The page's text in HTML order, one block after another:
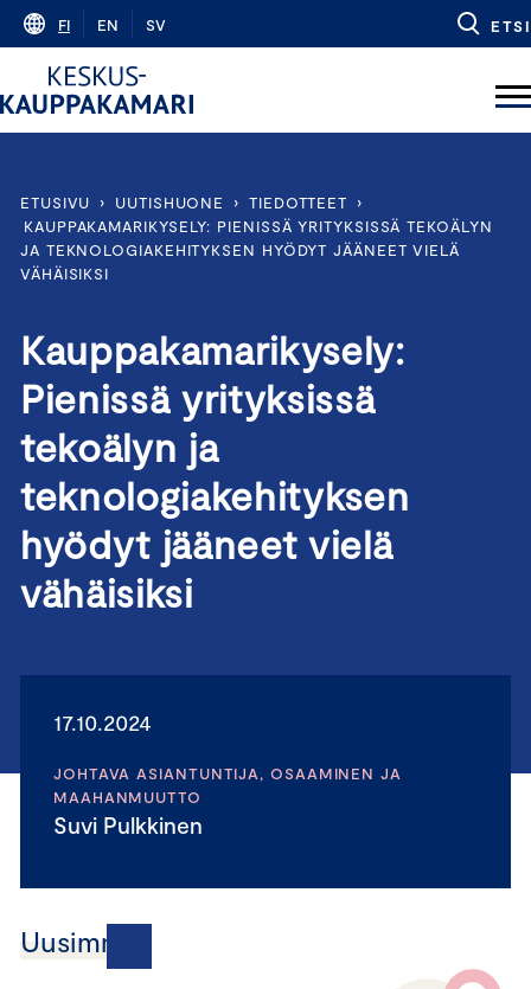
Skip
content
FI EN SV ETSI
ETUSIVU › UUTISHUONE › TIEDOTTEET
›
KAUPPAKAMARIKYSELY: PIENISSÄ YRITYKSISSÄ TEKOÄLYN
JA TEKNOLOGIAKEHITYKSEN HYÖDYT JÄÄNEET VIELÄ
VÄHÄISIKSI
Kauppakamarikysely:
Pienissä yrityksissä
tekoälyn ja
teknologiakehityksen
hyödyt jääneet vielä
vähäisiksi
17.10.2024
JOHTAVA ASIANTUNTIJA, OSAAMINEN JA
MAAHANMUUTTO
Suvi Pulkkinen
Uusimmat